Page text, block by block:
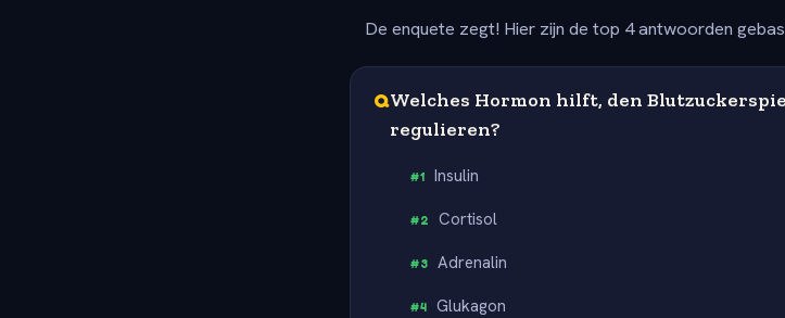
De enquete zegt! Hier zijn de top 4 antwoorden
QWelches Hormon hilft, den
regulieren?
#1 Insulin
#2 Cortisol
#3 Adrenalin
#4 Glukagon